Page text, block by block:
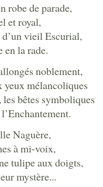
robe de parade,
et royal,
vieil Escurial,
en la rade.
noblement,
yeux mélancoliques
bêtes symboliques
Naguère,
à mi-voix,
tulipe aux doigts,
mystère...